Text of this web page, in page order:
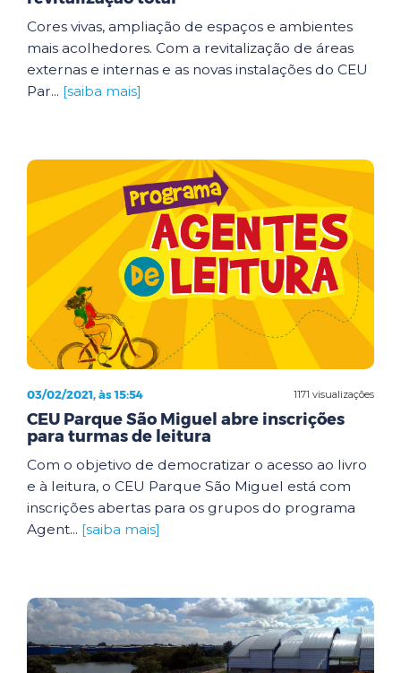
Cores vivas, ampliação de espaços e ambientes
mais acolhedores. Com a revitalização de áreas
externas e internas e as novas instalações do CEU
Par... [saiba mais]
1171 visualizações
03/02/2021, às 15:54
CEU Parque São Miguel abre inscrições
para turmas de leitura
Com o objetivo de democratizar o acesso ao livro
e à leitura, o CEU Parque São Miguel está com
inscrições abertas para os grupos do programa
Agent... [saiba mais]